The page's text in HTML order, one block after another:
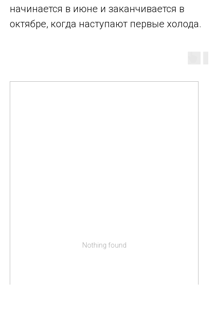
начинается в июне и заканчивается в
октябре, когда наступают первые холода.
Nothing found